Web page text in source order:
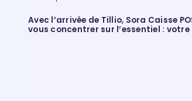
Avec l’arrivée de Tillio, Sora Caisse
vous concentrer sur l’essentiel :